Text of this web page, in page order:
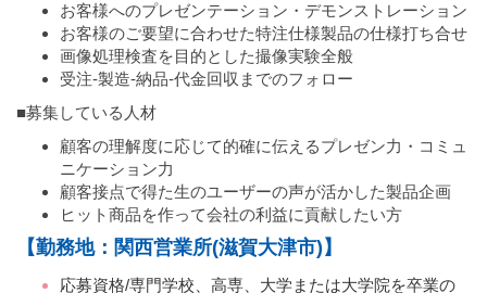
お客様へのプレゼンテーション・デモンストレーション
お客様のご要望に合わせた特注仕様製品の仕様打ち合せ
画像処理検査を目的とした撮像実験全般
受注-製造-納品-代金回収までのフォロー
■募集している人材
顧客の理解度に応じて的確に伝えるプレゼン力・コミュ
ニケーション力
顧客接点で得た生のユーザーの声が活かした製品企画
ヒット商品を作って会社の利益に貢献したい方
【勤務地：関西営業所(滋賀大津市)】
応募資格/専門学校、高専、大学または大学院を卒業の